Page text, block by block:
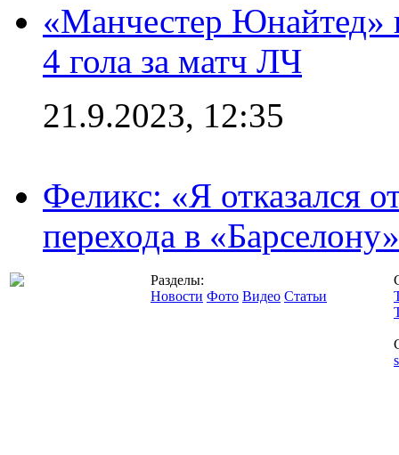
«Манчестер Юнайтед»
4 гола за матч ЛЧ
21.9.2023, 12:35
Феликс: «Я отказался
перехода в «Барселону»
Разделы:
Новости Фото Видео Статьи